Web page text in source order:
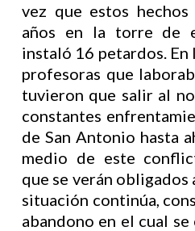
vez que estos
años en la torre de
instaló 16 petardos. En
profesoras que
tuvieron que salir al
constantes
de San Antonio hasta
medio de este
que se verán obligados
situación continúa,
abandono en el cual